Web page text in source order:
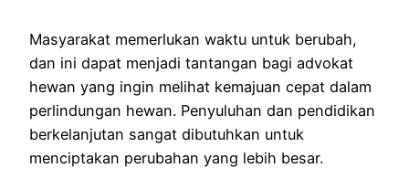
Masyarakat memerlukan waktu untuk berubah,
dan ini dapat menjadi tantangan bagi advokat
hewan yang ingin melihat kemajuan cepat dalam
perlindungan hewan. Penyuluhan dan pendidikan
berkelanjutan sangat dibutuhkan untuk
menciptakan perubahan yang lebih besar.